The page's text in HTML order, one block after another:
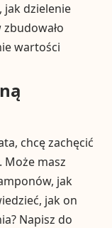
jak dzielenie
wartości
chcę zachęcić
Może masz
jak
jak on
Napisz do